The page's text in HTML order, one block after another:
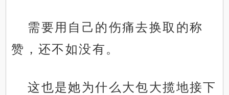
需要用自己的伤痛去换取的称
赞，还不如没有。
这也是她为什么大包大揽地接下